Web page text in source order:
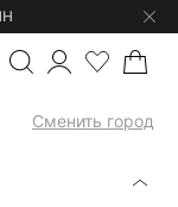
Сменить город
БРЮКИ НА